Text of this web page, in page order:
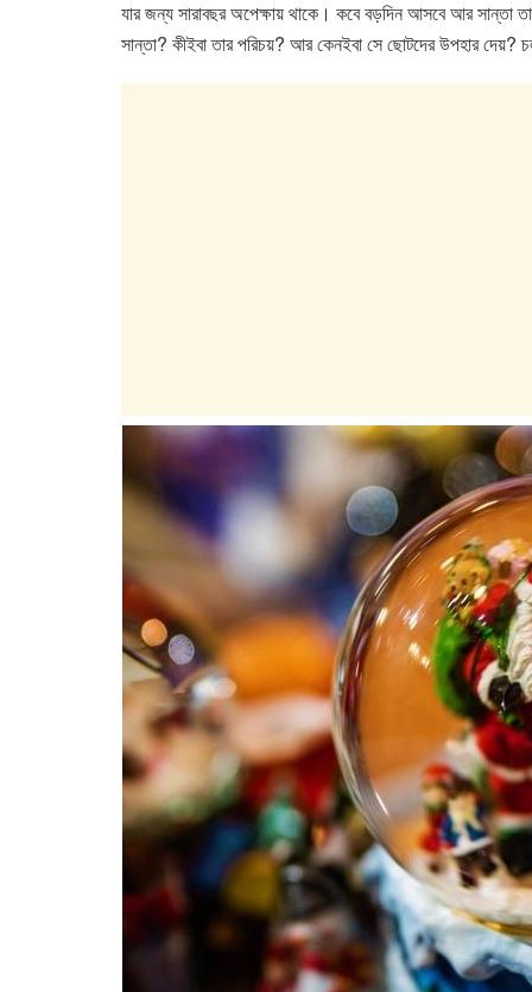
b
o
A
p
dI
n
যার জন্য সারাবছর অপেক্ষায় থাকে। কবে বড়দিন আসবে আর সান্তা
সান্তা? কীইবা তার পরিচয়? আর কেনইবা সে ছোটদের উপহার